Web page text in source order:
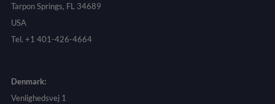
Tarpon Springs, FL 34689
USA
Tel. +1 401-426-4664
Denmark:
Venlighedsvej 1